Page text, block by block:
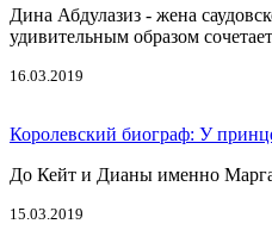
Дина Абдулазиз - жена
удивительным образом
16.03.2019
Королевский биограф: У
До Кейт и Дианы именно
15.03.2019